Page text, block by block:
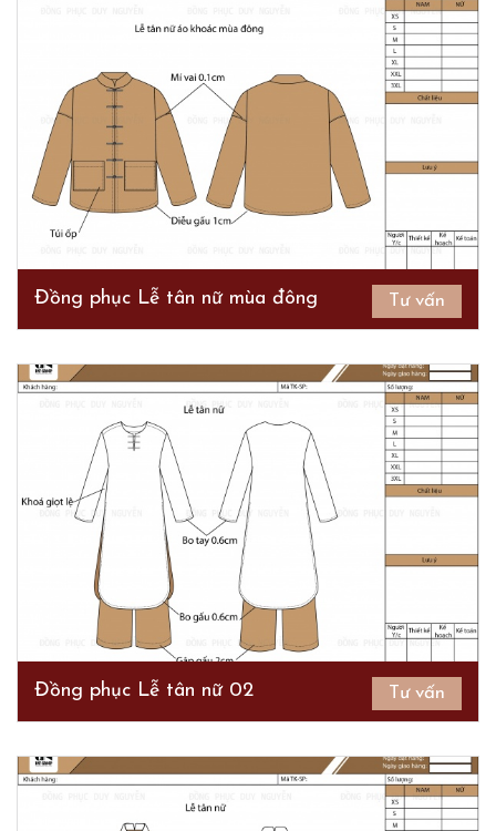
Đồng phục Lễ tân nữ mùa đông Tư vấn
Đồng phục Lễ tân nữ 02 Tư vấn